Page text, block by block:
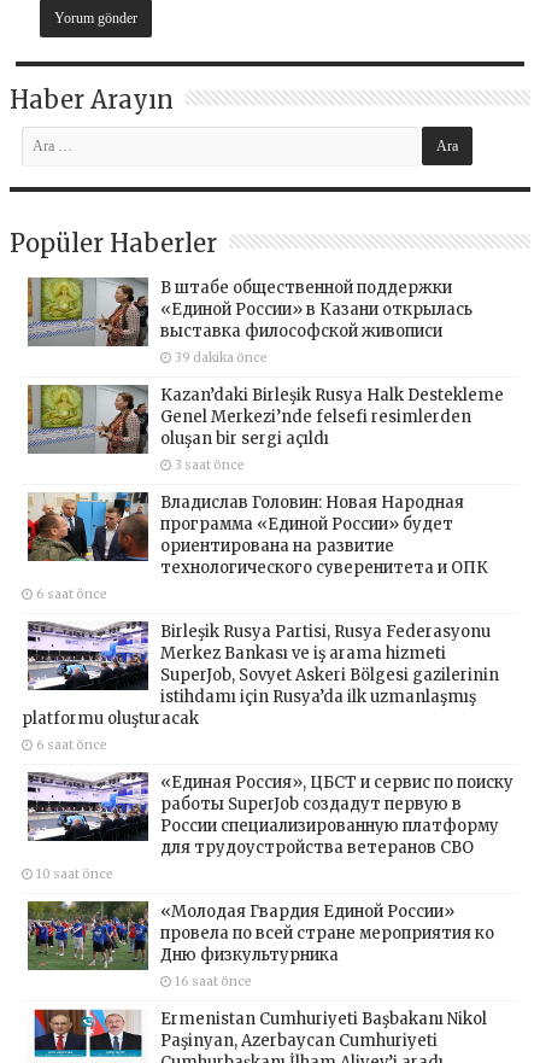
Haber Arayın
Popüler Haberler
В штабе общественной поддержки
«Единой России» в Казани открылась
выставка философской живописи
39 dakika önce
Kazan’daki Birleşik Rusya Halk Destekleme
Genel Merkezi’nde felsefi resimlerden
oluşan bir sergi açıldı
3 saat önce
Владислав Головин: Новая Народная
программа «Единой России» будет
ориентирована на развитие
технологического суверенитета и ОПК
6 saat önce
Birleşik Rusya Partisi, Rusya Federasyonu
Merkez Bankası ve iş arama hizmeti
SuperJob, Sovyet Askeri Bölgesi gazilerinin
istihdamı için Rusya’da ilk uzmanlaşmış
platformu oluşturacak
6 saat önce
«Единая Россия», ЦБСТ и сервис по поиску
работы SuperJob создадут первую в
России специализированную платформу
для трудоустройства ветеранов СВО
10 saat önce
«Молодая Гвардия Единой России»
провела по всей стране мероприятия ко
Дню физкультурника
16 saat önce
Ermenistan Cumhuriyeti Başbakanı Nikol
Paşinyan, Azerbaycan Cumhuriyeti